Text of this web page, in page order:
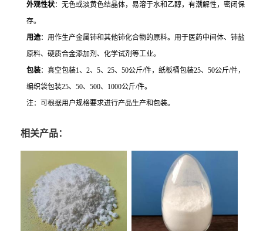
外观性状：无色或淡黄色结晶体，易溶于水和乙醇，有潮解性，密闭保
存。
用途：用作生产金属铈和其他铈化合物的原料。用于医药中间体、铈盐
原料、硬质合金添加剂、化学试剂等工业。
包装：真空包装1、 2、 5、 25、 50公斤/件，纸板桶包装25、 50公斤/件，
编织袋包装25、 50、 500、 1000公斤/件。
注：可根据用户规格要求进行产品生产和包装。
相关产品：